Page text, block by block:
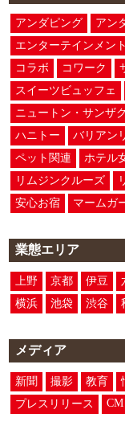
アンダピング アン
エンターテインメン
コラボ
コワーク
スイーツビュッフェ
ニュートン・サンザ
ハニトー
バリアン
ペット関連
ホテル
リムジンクルーズ
安心お宿
マームガ
業態エリア
上野 京都 伊豆
横浜
池袋 渋谷
メディア
新聞 撮影 教育
プレスリリース
CM